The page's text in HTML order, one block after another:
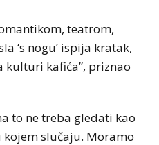
teatrom,
‘s nogu’ ispija kratak,
kulturi kafića”, priznao
to ne treba gledati kao
slučaju. Moramo